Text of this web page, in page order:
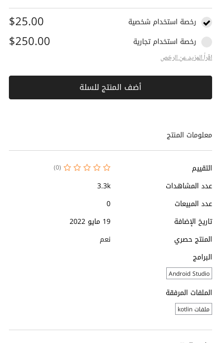
رخصة استخدام شخصية $25.00
رخصة استخدام تجارية $250.00
اقراً المزيد عن الرخص
أضف المنتج للسلة
معلومات المنتج
التقييم (0)
عدد المشاهدات
3.3k
عدد المبيعات
0
تاريخ الإضافة
19 مايو 2022
المنتج حصري
نعم
البرامج
Android Studio
الملفات المرفقة
ملفات kotlin